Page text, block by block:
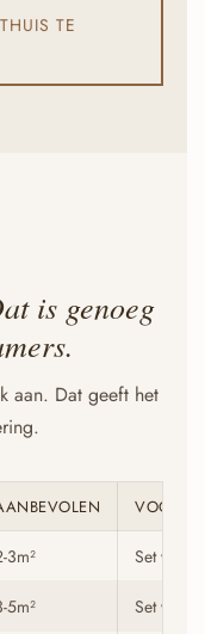
TE
is genoeg
aan. Dat geeft het
3m² Set van
5m² Set van